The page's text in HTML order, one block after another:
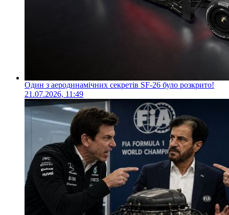
Один з аеродинамічних секретів SF-26 було розкрито!
21.07.2026, 11:49